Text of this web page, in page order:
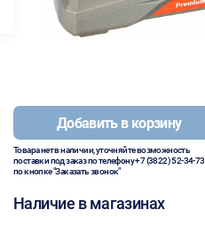
Добавить в корзину
Товара нет в наличии, уточняйте возможность
поставки под заказ по телефону+7 (3822) 52-34-73
по кнопке "Заказать звонок"
Наличие в магазинах